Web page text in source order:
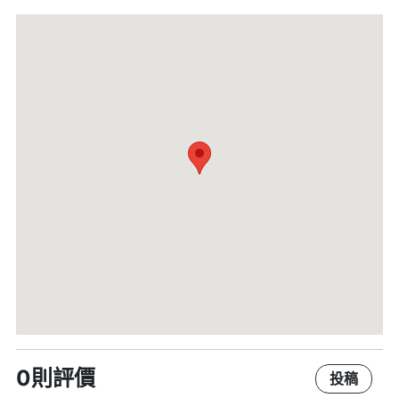
0則評價 投稿